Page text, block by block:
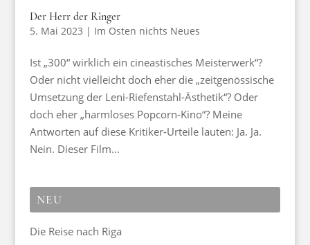
Der Herr der Ringer
5. Mai 2023 | Im Osten nichts Neues
Ist „300“ wirklich ein cineastisches Meisterwerk“?
Oder nicht vielleicht doch eher die „zeitgenössische
Umsetzung der Leni-Riefenstahl-Ästhetik“? Oder
doch eher „harmloses Popcorn-Kino“? Meine
Antworten auf diese Kritiker-Urteile lauten: Ja. Ja.
Nein. Dieser Film...
NEU
Die Reise nach Riga